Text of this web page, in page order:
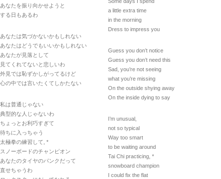
あなたを振り向かせようと
する日もあるわ
あなたは気づかないかもしれない
あなたはどうでもいいかもしれない
あなたが見落として
見てくれてないと悲しいわ
外見では恥ずかしがってるけど
心の中では言いたくてしかたない
私は普通じゃない
典型的な人じゃないわ
ちょっとお利巧すぎて
待ちに入っちゃう
太極拳の練習して, *
スノーボードのチャンピオン
あなたのタイヤのパンクだって
直せちゃうわ
a little extra time
in the morning
Dress to impress you
Guess you don’t notice
Guess you don’t need this
Sad, you’re not seeing
what you’re missing
On the outside shying away
On the inside dying to say
I’m unusual,
not so typical
Way too smart
to be waiting around
Tai Chi practicing, *
snowboard champion
I could fix the flat